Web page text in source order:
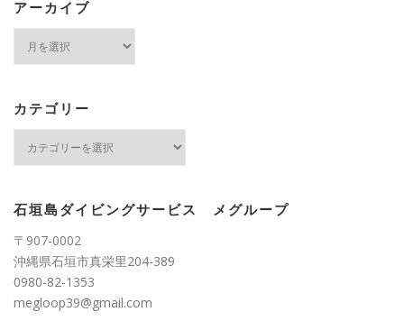
アーカイブ
ブ
カテゴリー
ー
石垣島ダイビングサービス メグループ
〒907-0002
沖縄県石垣市真栄里204-389
0980-82-1353
megloop39@gmail.com